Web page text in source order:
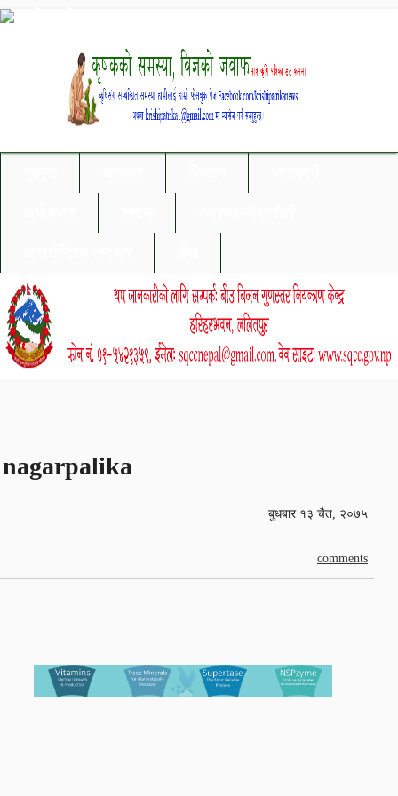
nagarpalika
बुधबार १३ चैत, २०७५
comments